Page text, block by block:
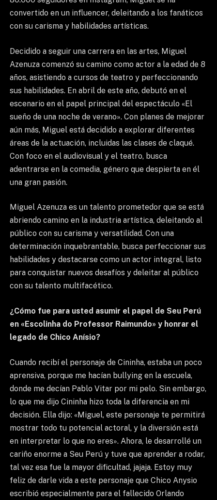
convertido en un influencer, deleitando a los fanáticos
con su carisma y habilidades artísticas.
Decidido a seguir una carrera en las artes, Miguel
Azenuza comenzó su camino como actor a la edad de 8
años, asistiendo a cursos de teatro y perfeccionando
sus habilidades. En abril de este año, debutó en el
escenario en el papel principal del espectáculo «El
sueño de una noche de verano». Con planes de mejorar
aún más, Miguel está decidido a explorar diferentes
áreas de la actuación, incluidas las clases de claqué.
Con foco en el audiovisual y el teatro, busca
adentrarse en la comedia, género que despierta en él
una gran pasión.
Miguel Azenuza es un talento prometedor que se está
abriendo camino en la industria artística, deleitando al
público con su carisma y versatilidad. Con una
determinación inquebrantable, busca perfeccionar sus
habilidades y destacarse como un actor integral, listo
para conquistar nuevos desafíos y deleitar al público
con su talento multifacético.
¿Cómo fue para usted asumir el papel de Seu Perú
en «Escolinha do Professor Raimundo» y honrar el
legado de Chico Anísio?
Cuando recibí el personaje de Cininha, estaba un poco
aprensiva, porque me hacían bullying en la escuela,
donde me decían Pablo Vitar por mi pelo. Sin embargo,
lo que me dijo Cininha hizo toda la diferencia en mi
decisión. Ella dijo: «Miguel, este personaje te permitirá
mostrar todo tu potencial actoral, y la diversión está
en interpretar lo que no eres». Ahora, le desarrollé un
cariño enorme a Seu Perú y tuve que aprender a rodar,
tal vez esa fue la mayor dificultad, jajaja. Estoy muy
feliz de darle vida a este personaje que Chico Anysio
escribió especialmente para el fallecido Orlando